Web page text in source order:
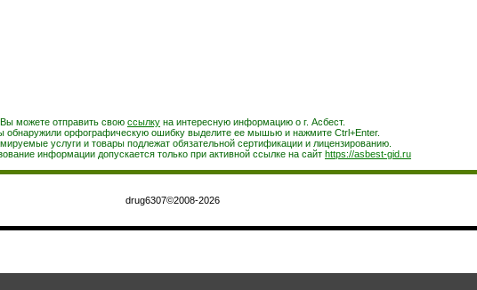
Вы можете отправить свою ссылку на интересную информацию о г. Асбест.
обнаружили орфографическую ошибку выделите ее мышью и нажмите Ctrl+Enter.
услуги и товары подлежат обязательной сертификации и лицензированию.
информации допускается только при активной ссылке на сайт https://asbest-gid.ru
drug6307©2008-2026